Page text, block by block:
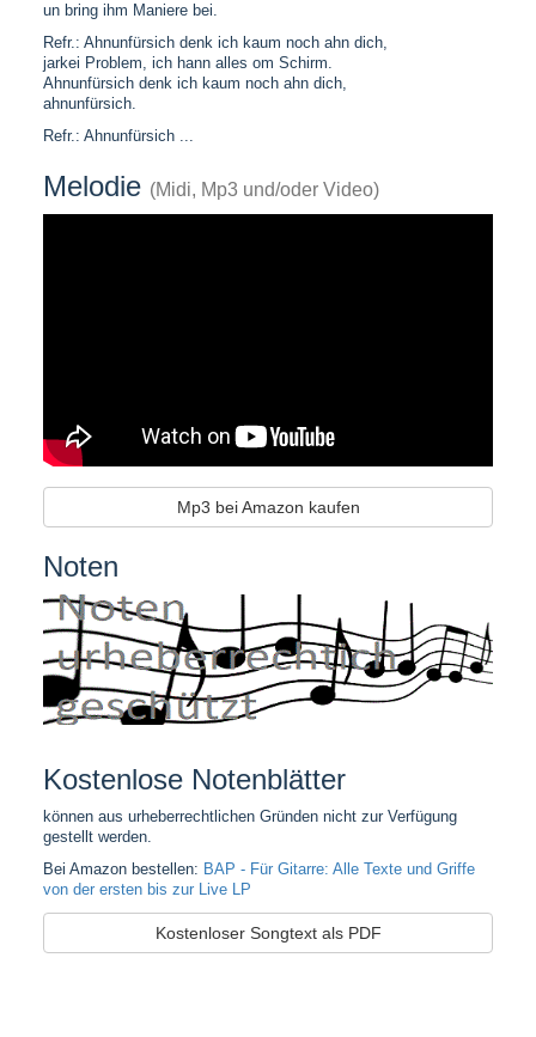
un bring ihm Maniere bei.
Refr.: Ahnunfürsich denk ich kaum noch ahn dich,
jarkei Problem, ich hann alles om Schirm.
Ahnunfürsich denk ich kaum noch ahn dich,
ahnunfürsich.
Refr.: Ahnunfürsich ...
Melodie (Midi, Mp3 und/oder Video)
Mp3 bei Amazon kaufen
Noten
Kostenlose Notenblätter
können aus urheberrechtlichen Gründen nicht zur Verfügung
gestellt werden.
Bei Amazon bestellen: BAP - Für Gitarre: Alle Texte und Griffe
von der ersten bis zur Live LP
Kostenloser Songtext als PDF